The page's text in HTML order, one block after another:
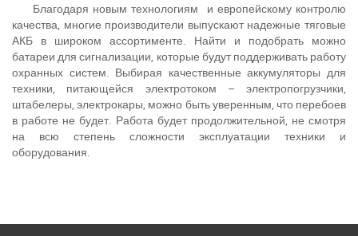
Благодаря новым технологиям и европейскому контролю
качества, многие производители выпускают надежные тяговые
АКБ в широком ассортименте. Найти и подобрать можно
батареи для сигнализации, которые будут поддерживать работу
охранных систем. Выбирая качественные аккумуляторы для
техники, питающейся электротоком – электропогрузчики,
штабелеры, электрокары, можно быть уверенным, что перебоев
в работе не будет. Работа будет продолжительной, не смотря
на всю степень сложности эксплуатации техники и
оборудования.